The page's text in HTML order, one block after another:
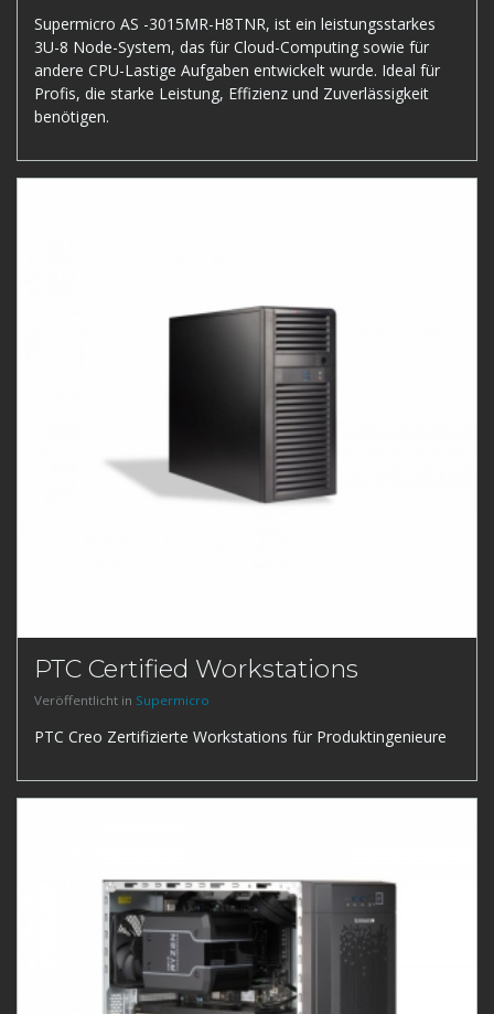
Supermicro AS -3015MR-H8TNR, ist ein leistungsstarkes
3U-8 Node-System, das für Cloud-Computing sowie für
andere CPU-Lastige Aufgaben entwickelt wurde. Ideal für
Profis, die starke Leistung, Effizienz und Zuverlässigkeit
benötigen.
PTC Certified Workstations
Veröffentlicht in Supermicro
PTC Creo Zertifizierte Workstations für Produktingenieure